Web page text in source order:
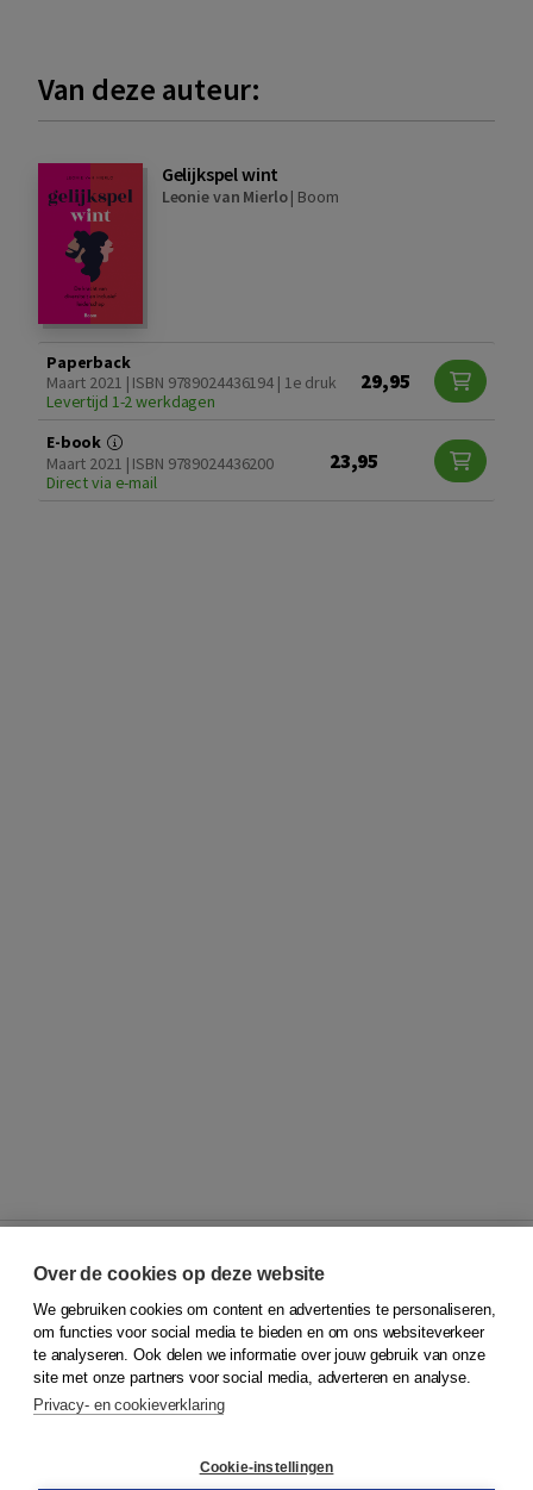
Van deze auteur:
Gelijkspel wint
Leonie van Mierlo| Boom
Paperback
Maart 2021 | ISBN 9789024436194 | 1e druk
Levertijd 1-2 werkdagen
29,95
E-book
Maart 2021 | ISBN 9789024436200
Direct via e-mail
23,95
© 2026Koninklijke Boom uitgevers
Klantenservice
Service & informatie
Contact
Over de cookies op deze website
We gebruiken cookies om content en advertenties te personaliseren,
om functies voor social media te bieden en om ons websiteverkeer
te analyseren. Ook delen we informatie over jouw gebruik van onze
site met onze partners voor social media, adverteren en analyse.
Privacy- en cookieverklaring
Cookie-instellingen